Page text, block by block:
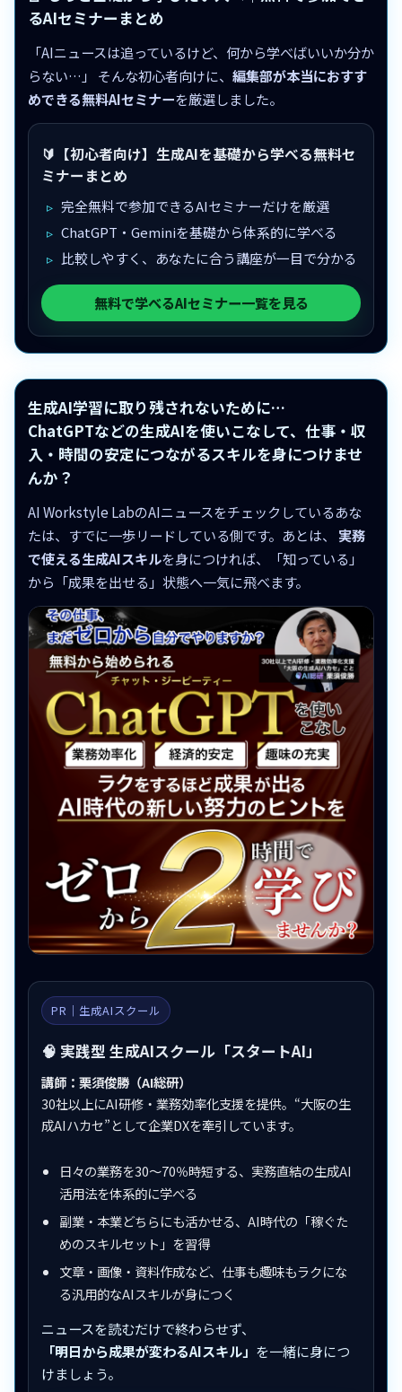
るAIセミナーまとめ
「AIニュースは追っているけど、何から学べばいいか分か
らない…」 そんな初心者向けに、 編集部が本当におすす
めできる無料AIセミナーを厳選しました。
🔰【初心者向け】生成AIを基礎から学べる無料セ
ミナーまとめ
完全無料で参加できるAIセミナーだけを厳選
ChatGPT・Geminiを基礎から体系的に学べる
比較しやすく、あなたに合う講座が一目で分かる
無料で学べるAIセミナー一覧を見る
生成AI学習に取り残されないために…
ChatGPTなどの生成AIを使いこなして、仕事・収
入・時間の安定につながるスキルを身につけませ
んか？
AI Workstyle LabのAIニュースをチェックしているあな
たは、すでに一歩リードしている側です。あとは、 実務
で使える生成AIスキルを身につければ、「知っている」
から「成果を出せる」状態へ一気に飛べます。
PR｜生成AIスクール
🧠 実践型 生成AIスクール「スタートAI」
講師：栗須俊勝（AI総研）
30社以上にAI研修・業務効率化支援を提供。“大阪の生
成AIハカセ”として企業DXを牽引しています。
日々の業務を30〜70％時短する、実務直結の生成AI
活用法を体系的に学べる
副業・本業どちらにも活かせる、AI時代の「稼ぐた
めのスキルセット」を習得
文章・画像・資料作成など、仕事も趣味もラクにな
る汎用的なAIスキルが身につく
ニュースを読むだけで終わらせず、
「明日から成果が変わるAIスキル」 を一緒に身につ
けましょう。